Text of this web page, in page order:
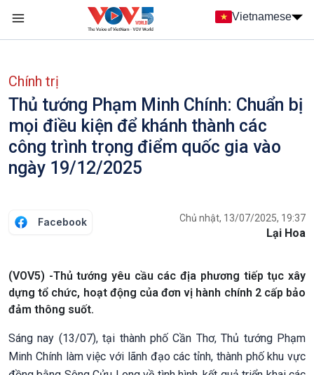
Nhảy đến nội dung
Vietnamese
Chính trị
Thủ tướng Phạm Minh Chính: Chuẩn bị
mọi điều kiện để khánh thành các
công trình trọng điểm quốc gia vào
ngày 19/12/2025
Facebook Chủ nhật, 13/07/2025, 19:37
Lại Hoa
(VOV5) -Thủ tướng yêu cầu các địa phương tiếp tục xây
dựng tổ chức, hoạt động của đơn vị hành chính 2 cấp bảo
đảm thông suốt.
Sáng nay (13/07), tại thành phố Cần Thơ, Thủ tướng Phạm
Minh Chính làm việc với lãnh đạo các tỉnh, thành phố khu vực